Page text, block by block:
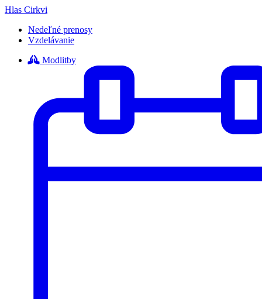
Hlas Cirkvi
Nedeľné prenosy
Vzdelávanie
Modlitby